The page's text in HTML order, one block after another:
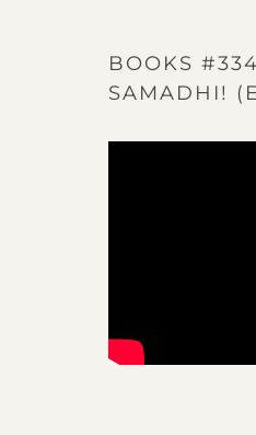
BOOKS
SAMADHI!